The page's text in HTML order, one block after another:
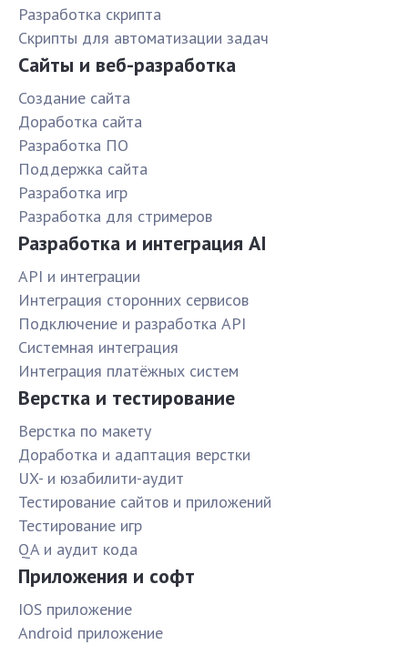
Разработка скрипта
Скрипты для автоматизации задач
Сайты и веб-разработка
Создание сайта
Доработка сайта
Разработка ПО
Поддержка сайта
Разработка игр
Разработка для стримеров
Разработка и интеграция AI
API и интеграции
Интеграция сторонних сервисов
Подключение и разработка API
Системная интеграция
Интеграция платёжных систем
Верстка и тестирование
Верстка по макету
Доработка и адаптация верстки
UX- и юзабилити-аудит
Тестирование сайтов и приложений
Тестирование игр
QA и аудит кода
Приложения и софт
IOS приложение
Android приложение